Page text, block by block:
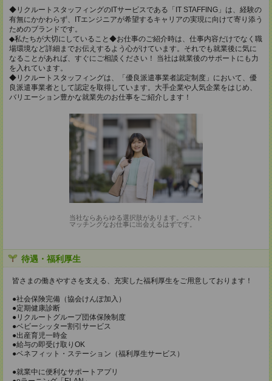
◆リクルートスタッフィングのITサービスである「IT STAFFING」は、経験の
有無にかかわらず、ITエンジニアが希望するキャリアの実現に向けて寄り添う
ためのブランドです。
◆私たちが大切にしていること◆お仕事のご紹介時は、仕事内容だけでなく職
場環境など詳細までお伝えするよう心がけています。それでも就業後に気に
なることがあれば、すぐにご相談ください！ 当社は就業後のサポートにも力
を入れています。
◆リクルートスタッフィングは、「優良派遣事業者認定制度」において、優
良派遣事業者として認定を取得しています。大手企業や人気企業をはじめ、
バリエーション豊かな就業先のお仕事をご紹介します！
当社ならあらゆる選択肢があります。ベスト
マッチングなお仕事に出会えるはずです。
待遇・福利厚生
皆さまの働きやすさを支える、充実した福利厚生をご用意しております！
●社会保険完備（協会けんぽ加入）
●定期健康診断
●リクルートグループ団体保険制度
●ベビーシッター割引サービス
●出産育児一時金
●給与の即受け取りOK
●ベネフィット・ステーション（福利厚生サービス）
●就業中に便利なサポートアプリ